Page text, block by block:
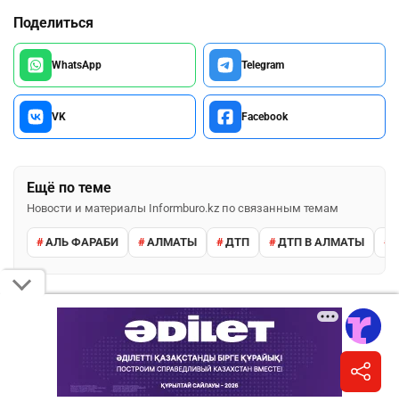
Поделиться
WhatsApp Telegram
VK Facebook
Ещё по теме
Новости и материалы Informburo.kz по связанным темам
АЛЬ ФАРАБИ АЛМАТЫ ДТП ДТП В АЛМАТЫ
ПОДПИШИТЕСЬ НА НАС
Informburo.kz в Instagram
Главное за день, карточки и сторис.
Подписаться